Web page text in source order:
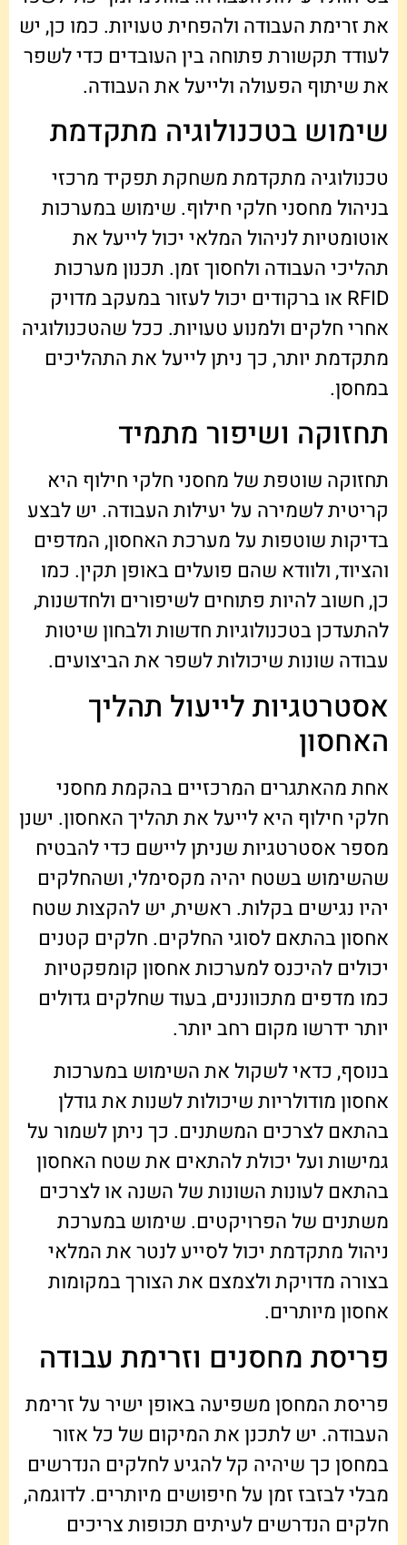
את זרימת העבודה ולהפחית טעויות. כמו כן, יש
לעודד תקשורת פתוחה בין העובדים כדי לשפר
את שיתוף הפעולה ולייעל את העבודה.
שימוש בטכנולוגיה מתקדמת
טכנולוגיה מתקדמת משחקת תפקיד מרכזי
בניהול מחסני חלקי חילוף. שימוש במערכות
אוטומטיות לניהול המלאי יכול לייעל את
תהליכי העבודה ולחסוך זמן. תכנון מערכות
RFID או ברקודים יכול לעזור במעקב מדויק
אחרי חלקים ולמנוע טעויות. ככל שהטכנולוגיה
מתקדמת יותר, כך ניתן לייעל את התהליכים
במחסן.
תחזוקה ושיפור מתמיד
תחזוקה שוטפת של מחסני חלקי חילוף היא
קריטית לשמירה על יעילות העבודה. יש לבצע
בדיקות שוטפות על מערכת האחסון, המדפים
והציוד, ולוודא שהם פועלים באופן תקין. כמו
כן, חשוב להיות פתוחים לשיפורים ולחדשנות,
להתעדכן בטכנולוגיות חדשות ולבחון שיטות
עבודה שונות שיכולות לשפר את הביצועים.
אסטרטגיות לייעול תהליך
האחסון
אחת מהאתגרים המרכזיים בהקמת מחסני
חלקי חילוף היא לייעל את תהליך האחסון. ישנן
מספר אסטרטגיות שניתן ליישם כדי להבטיח
שהשימוש בשטח יהיה מקסימלי, ושהחלקים
יהיו נגישים בקלות. ראשית, יש להקצות שטח
אחסון בהתאם לסוגי החלקים. חלקים קטנים
יכולים להיכנס למערכות אחסון קומפקטיות
כמו מדפים מתכווננים, בעוד שחלקים גדולים
יותר ידרשו מקום רחב יותר.
בנוסף, כדאי לשקול את השימוש במערכות
אחסון מודולריות שיכולות לשנות את גודלן
בהתאם לצרכים המשתנים. כך ניתן לשמור על
גמישות ועל יכולת להתאים את שטח האחסון
בהתאם לעונות השונות של השנה או לצרכים
משתנים של הפרויקטים. שימוש במערכת
ניהול מתקדמת יכול לסייע לנטר את המלאי
בצורה מדויקת ולצמצם את הצורך במקומות
אחסון מיותרים.
פריסת מחסנים וזרימת עבודה
פריסת המחסן משפיעה באופן ישיר על זרימת
העבודה. יש לתכנן את המיקום של כל אזור
במחסן כך שיהיה קל להגיע לחלקים הנדרשים
מבלי לבזבז זמן על חיפושים מיותרים. לדוגמה,
חלקים הנדרשים לעיתים תכופות צריכים